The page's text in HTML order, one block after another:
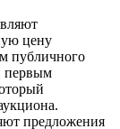
цену
публичного
первым
предложения